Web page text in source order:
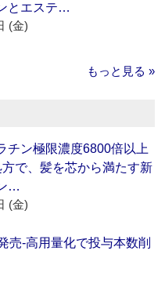
とエステ…
(金)
もっと見る »
チン極限濃度6800倍以上
で、髪を芯から満たす新
…
(金)
売‐高用量化で投与本数削